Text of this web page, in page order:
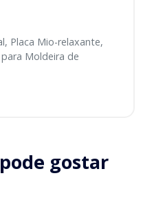
Placa Mio-relaxante,
Moldeira de
gostar